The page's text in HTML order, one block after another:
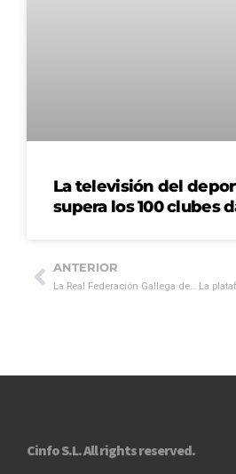
La televisión del
supera los 100 clubes
ANTERIOR
La Real Federación Gallega de Fútbol y Cinfo se unen para lanzar la televisión del deporte gallego
Cinfo S.L. All rights reserved.